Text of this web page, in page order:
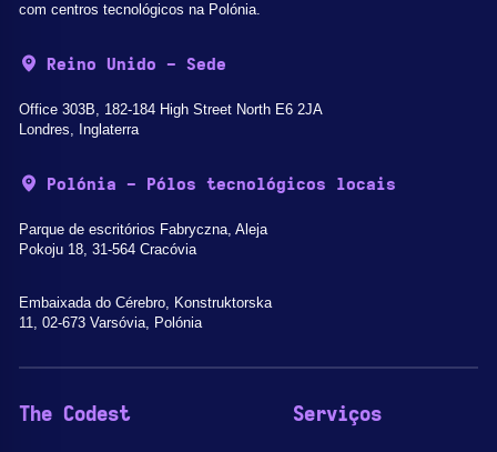
com centros tecnológicos na Polónia.
Reino Unido - Sede
Office 303B, 182-184 High Street North E6 2JA
Londres, Inglaterra
Polónia - Pólos tecnológicos locais
Parque de escritórios Fabryczna, Aleja
Pokoju 18, 31-564 Cracóvia
Embaixada do Cérebro, Konstruktorska
11, 02-673 Varsóvia, Polónia
The Codest Serviços